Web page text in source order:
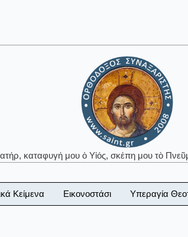
καταφυγή μου ὁ Υἱός, σκέπη μου τὸ
Κείμενα Εικονοστάσι Υπεραγία